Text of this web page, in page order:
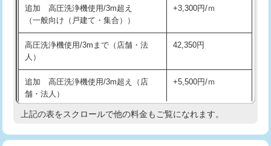
マス交換（深さ50㎝以上） 66,000円
コンクリート斫り（厚さ10㎝まで） 27,500円
コンクリート斫り（厚さ10㎝超え）
モルタル補修（厚さ10㎝まで）
モルタル補修（厚さ10㎝超え） 38,500円
洗面台設置 38,500円
持込商品取付（混合水栓） 16,500円
給水管工事※（ホール加工)
給水管工事※（バンド止め) 3,300円
給水管工事※（支持金具設置) 5,500円
給水管工事※（保温材使用（バンド止
5,500円
追加 高圧洗浄機使用/3m超え
（一般向け（戸建て・集合））
+3,300円/ｍ
高圧洗浄機使用/3mまで（店舗・法
人）
42,350円
追加 高圧洗浄機使用/3m超え（店
舗・法人）
+5,500円/ｍ
高度高圧洗浄換 現地調査
上記の表をスクロールで他の料金もご覧になれます。